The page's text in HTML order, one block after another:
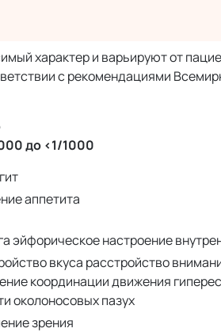
характер и варьируют от
с рекомендациями
до <1/1000
аппетита
эйфорическое настроение
вкуса расстройство
координации движения
околоносовых пазух
зрения